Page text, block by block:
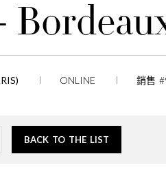
ONLINE 銷售
BACK TO THE LIST